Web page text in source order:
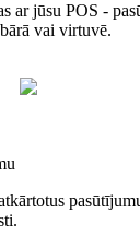
ar jūsu POS -
vai virtuvē.